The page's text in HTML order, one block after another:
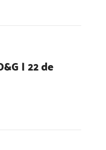
| 22 de